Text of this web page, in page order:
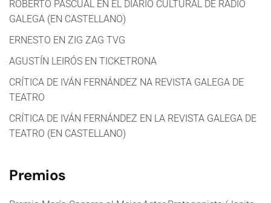
ROBERTO PASCUAL EN EL DIARIO CULTURAL DE RADIO
GALEGA (EN CASTELLANO)
ERNESTO EN ZIG ZAG TVG
AGUSTÍN LEIRÓS EN TICKETRONA
CRÍTICA DE IVÁN FERNÁNDEZ NA REVISTA GALEGA DE
TEATRO
CRÍTICA DE IVÁN FERNÁNDEZ EN LA REVISTA GALEGA DE
TEATRO (EN CASTELLANO)
Premios